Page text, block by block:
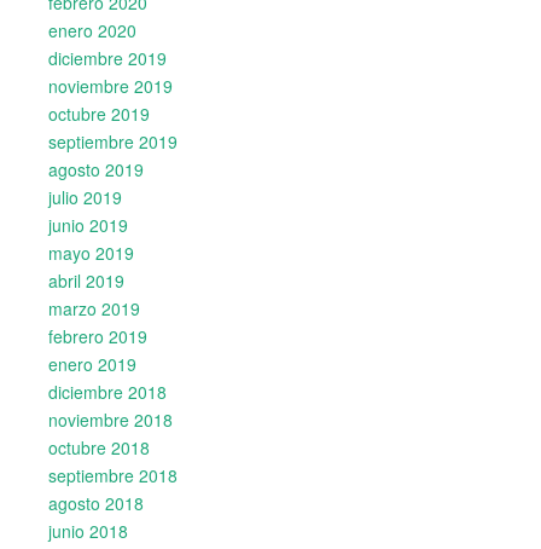
enero 2020
diciembre 2019
noviembre 2019
octubre 2019
septiembre 2019
agosto 2019
julio 2019
junio 2019
mayo 2019
abril 2019
marzo 2019
febrero 2019
enero 2019
diciembre 2018
noviembre 2018
octubre 2018
septiembre 2018
agosto 2018
junio 2018